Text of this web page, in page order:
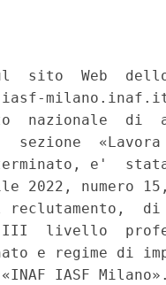
sito  Web
nazionale  di
e'
numero
di
livello
e regime di
IASF